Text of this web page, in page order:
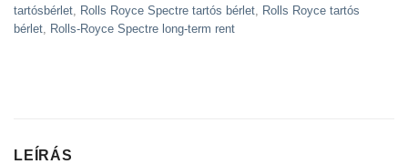
tartósbérlet
Rolls Royce Spectre tartós bérlet
Rolls Royce tartós
bérlet
Rolls-Royce Spectre long-term rent
LEÍRÁS